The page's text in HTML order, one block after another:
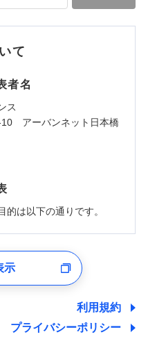
て
者名
ス
10 アーバンネット日本橋
は以下の通りです。
ため
・提携会社の保険その他に
の契約を勧奨するため、ま
め、またそれらに付帯、関
示
利用規約
プライバシーポリシー